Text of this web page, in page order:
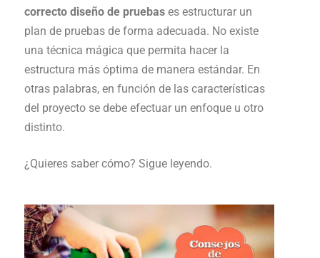
correcto diseño de pruebas es estructurar un
plan de pruebas de forma adecuada. No existe
una técnica mágica que permita hacer la
estructura más óptima de manera estándar. En
otras palabras, en función de las características
del proyecto se debe efectuar un enfoque u otro
distinto.
¿Quieres saber cómo? Sigue leyendo.